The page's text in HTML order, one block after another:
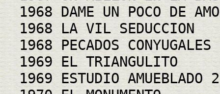
1968 DAME UN POCO DE
1968 LA VIL SEDUCCION
1968 PECADOS CONYUGALES
1969 EL TRIANGULITO
1969 ESTUDIO AMUEBLADO